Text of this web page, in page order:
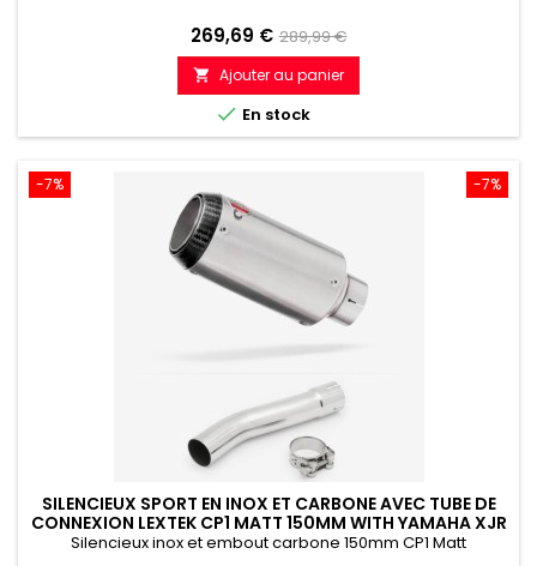
Prix
269,69 € Prix
de
référence
289,99 €
 Ajouter au panier
 En stock
-7%
-7%
SILENCIEUX SPORT EN INOX ET CARBONE AVEC TUBE DE
CONNEXION LEXTEK CP1 MATT 150MM WITH YAMAHA XJR
1300 (07-16)
Silencieux inox et embout carbone 150mm CP1 Matt